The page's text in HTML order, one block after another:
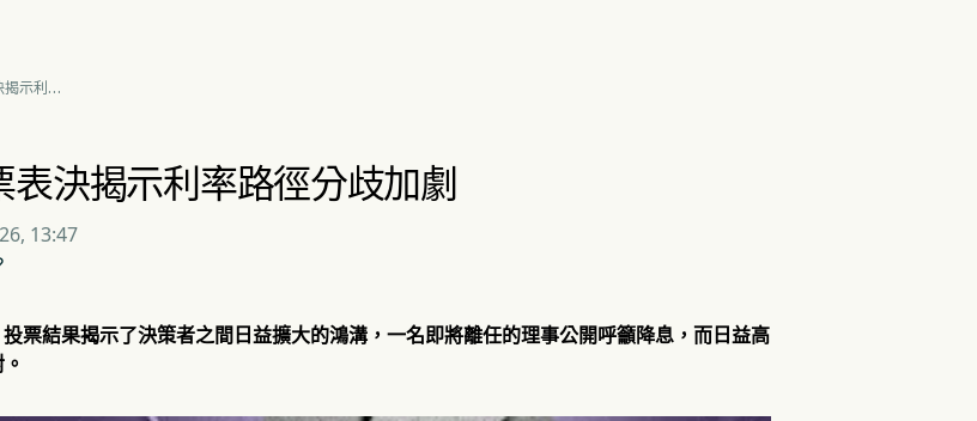
示利率
決揭示利率路徑分歧加劇
13:47
票結果揭示了決策者之間日益擴大的鴻溝，一名即將離任的理事公開呼籲降息，而日益高